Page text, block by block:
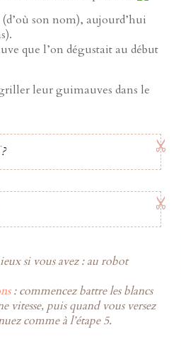
son nom), aujourd’hui
que l’on dégustait au début
leur guimauves dans le
si vous avez : au robot
: commencez battre les blancs
vitesse, puis quand vous versez
comme à l’étape 5.